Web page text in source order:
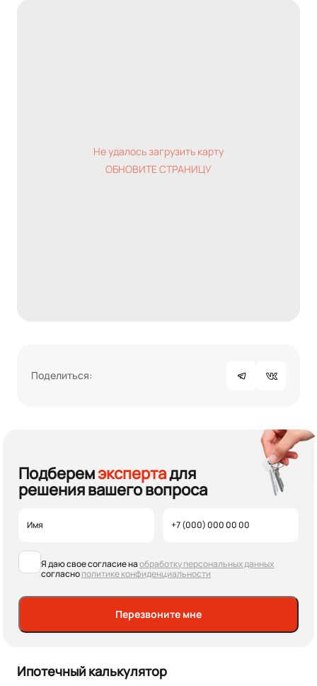
Не удалось загрузить карту
ОБНОВИТЕ СТРАНИЦУ
Поделиться:
Подберемэкспертадля
решения вашего вопроса
Я даю свое согласие наобработку персональных данных
согласнополитике конфиденциальности
Перезвоните мне
Ипотечный калькулятор